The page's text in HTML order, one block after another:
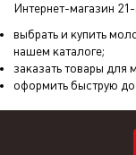
Интернет-магазин
выбрать и купить
нашем каталоге;
заказать товары для
оформить быструю